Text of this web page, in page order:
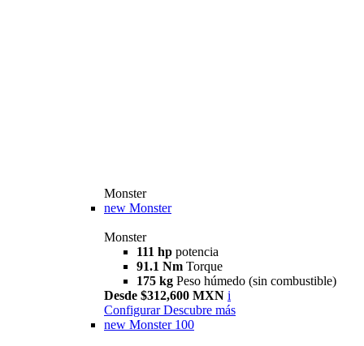
Monster
new Monster
Monster
111 hp potencia
91.1 Nm Torque
175 kg Peso húmedo (sin combustible)
Desde $312,600 MXN i
Configurar Descubre más
new Monster 100